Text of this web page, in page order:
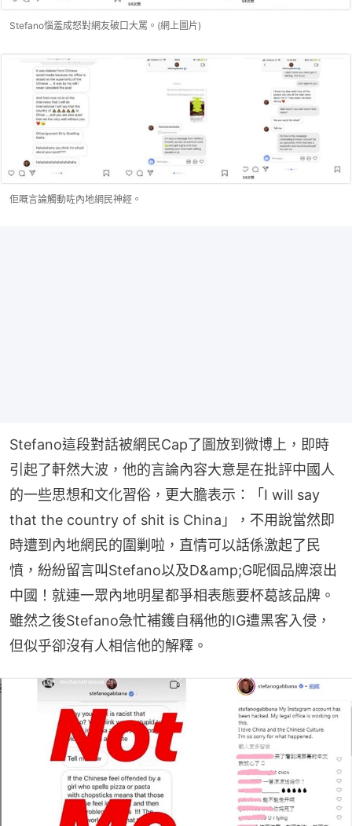
Stefano惱羞成怒對網友破口大罵。(網上圖片)
佢嘅言論觸動咗內地網民神經。
Stefano這段對話被網民Cap了圖放到微博上，即時
引起了軒然大波，他的言論內容大意是在批評中國人
的一些思想和文化習俗，更大膽表示：「I will say
that the country of shit is China」，不用說當然即
時遭到內地網民的圍剿啦，直情可以話係激起了民
憤，紛紛留言叫Stefano以及D&amp;G呢個品牌滾出
中國！就連一眾內地明星都爭相表態要杯葛該品牌。
雖然之後Stefano急忙補鑊自稱他的IG遭黑客入侵，
但似乎卻沒有人相信他的解釋。